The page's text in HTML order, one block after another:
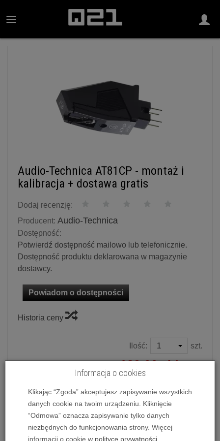
Audio-Technica AT81CP - montaż i
kalibracja + dostawa gratis
Dodaj recenzję:
Producent: Audio-Technica
Dostępność:
Potwierdź dostępność mailowo lub telefonicznie.
Dostępność produktu deklarowana w magazynie
dostawcy.
Powiadom o dostępności
Historia ceny
Ilość: szt.
129,00 zł/ szt.
dodaj do koszyka
Wkładka gramofonowa Audio-Technica AT81CP
Informacja o cookies
Klikając “Zgoda” akceptujesz zapisywanie wszystkich
danych cookie na twoim urządzeniu. Kliknięcie
“Odmowa” oznacza zapisywanie tylko danych
niezbędnych do funkcjonowania strony. Więcej
informacji o cookie w polityce prywatności.